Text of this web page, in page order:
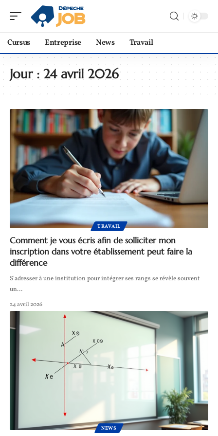
Cursus Entreprise News Travail
Jour :24 avril 2026
TRAVAIL
Comment je vous écris afin de solliciter mon
inscription dans votre établissement peut faire la
différence
S'adresser à une institution pour intégrer ses rangs se révèle souvent
un…
24 avril 2026
NEWS